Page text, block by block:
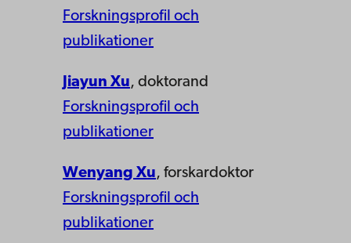
Forskningsprofil och
publikationer
Jiayun Xu, doktorand
Forskningsprofil och
publikationer
Wenyang Xu, forskardoktor
Forskningsprofil och
publikationer